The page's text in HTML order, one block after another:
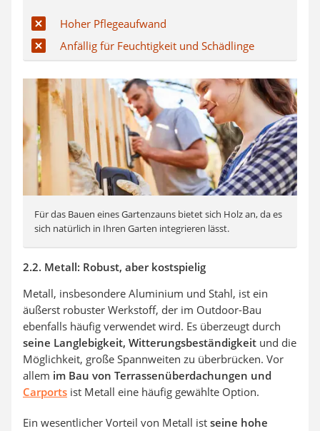
Hoher Pflegeaufwand
Anfällig für Feuchtigkeit und Schädlinge
Für das Bauen eines Gartenzauns bietet sich Holz an, da es
sich natürlich in Ihren Garten integrieren lässt.
2.2. Metall: Robust, aber kostspielig
Metall, insbesondere Aluminium und Stahl, ist ein
äußerst robuster Werkstoff, der im Outdoor-Bau
ebenfalls häufig verwendet wird. Es überzeugt durch
seine Langlebigkeit, Witterungsbeständigkeit und die
Möglichkeit, große Spannweiten zu überbrücken. Vor
allem im Bau von Terrassenüberdachungen und
Carports ist Metall eine häufig gewählte Option.
Ein wesentlicher Vorteil von Metall ist seine hohe